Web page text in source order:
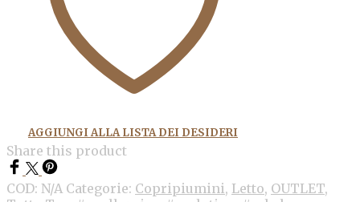
AGGIUNGI ALLA LISTA DEI DESIDERI
Share this product
COD: N/A Categorie: Copripiumini, Letto, OUTLET,